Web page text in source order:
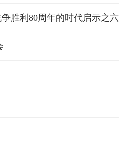
胜利80周年的时代启示之六